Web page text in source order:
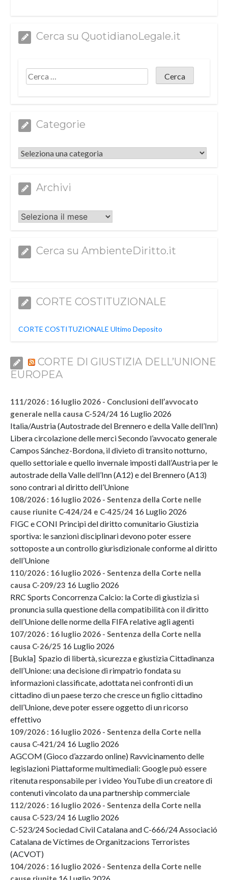
Cerca su QuotidianoLegale.it
Categorie
Categorie
Archivi
Archivi
Cerca su AmbienteDiritto.it
CORTE COSTITUZIONALE
CORTE COSTITUZIONALE Ultimo Deposito
CORTE DI GIUSTIZIA DELL’UNIONE
EUROPEA
111/2026 : 16 luglio 2026 - Conclusioni dell’avvocato
generale nella causa C-524/24 16 Luglio 2026
Italia/Austria (Autostrade del Brennero e della Valle dell’Inn)
Libera circolazione delle merci Secondo l’avvocato generale
Campos Sánchez-Bordona, il divieto di transito notturno,
quello settoriale e quello invernale imposti dall’Austria per le
autostrade della Valle dell’Inn (A12) e del Brennero (A13)
sono contrari al diritto dell’Unione
108/2026 : 16 luglio 2026 - Sentenza della Corte nelle
cause riunite C-424/24 e C-425/24 16 Luglio 2026
FIGC e CONI Principi del diritto comunitario Giustizia
sportiva: le sanzioni disciplinari devono poter essere
sottoposte a un controllo giurisdizionale conforme al diritto
dell’Unione
110/2026 : 16 luglio 2026 - Sentenza della Corte nella
causa C-209/23 16 Luglio 2026
RRC Sports Concorrenza Calcio: la Corte di giustizia si
pronuncia sulla questione della compatibilità con il diritto
dell’Unione delle norme della FIFA relative agli agenti
107/2026 : 16 luglio 2026 - Sentenza della Corte nella
causa C-26/25 16 Luglio 2026
[Bukla] Spazio di libertà, sicurezza e giustizia Cittadinanza
dell’Unione: una decisione di rimpatrio fondata su
informazioni classificate, adottata nei confronti di un
cittadino di un paese terzo che cresce un figlio cittadino
dell’Unione, deve poter essere oggetto di un ricorso
effettivo
109/2026 : 16 luglio 2026 - Sentenza della Corte nella
causa C-421/24 16 Luglio 2026
AGCOM (Gioco d’azzardo online) Ravvicinamento delle
legislazioni Piattaforme multimediali: Google può essere
ritenuta responsabile per i video YouTube di un creatore di
contenuti vincolato da una partnership commerciale
112/2026 : 16 luglio 2026 - Sentenza della Corte nella
causa C-523/24 16 Luglio 2026
C-523/24 Sociedad Civil Catalana and C-666/24 Associació
Catalana de Víctimes de Organitzacions Terroristes
(ACVOT)
104/2026 : 16 luglio 2026 - Sentenza della Corte nelle
16 Luglio 2026